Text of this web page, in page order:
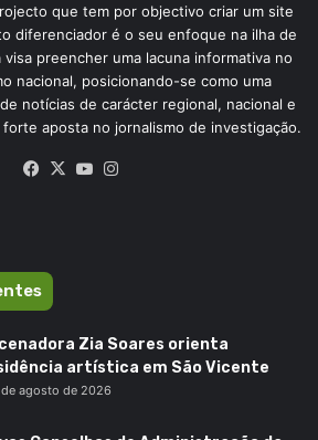
que tem por objectivo criar um site
diferenciador é o seu enfoque na ilha de
preencher uma lacuna informativa no
nacional, posicionando-se como uma
notícias de carácter regional, nacional e
aposta no jornalismo de investigação.
Facebook
X YouTube
Zia Soares orienta
artística em São Vicente
agosto de 2026